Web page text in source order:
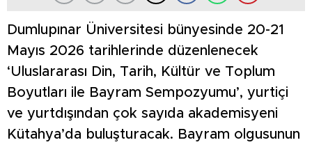
Dumlupınar Üniversitesi bünyesinde 20-21
Mayıs 2026 tarihlerinde düzenlenecek
‘Uluslararası Din, Tarih, Kültür ve Toplum
Boyutları ile Bayram Sempozyumu’, yurtiçi
ve yurtdışından çok sayıda akademisyeni
Kütahya’da buluşturacak. Bayram olgusunun